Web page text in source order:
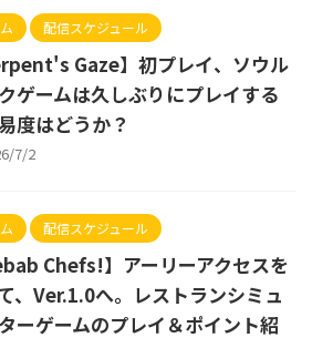
配信スケジュール
Gaze】初プレイ、ソウル
ゲームは久しぶりにプレイする
度はどうか？
7/2
配信スケジュール
Chefs!】アーリーアクセスを
、Ver.1.0へ。レストランシミュ
ーゲームのプレイ＆ポイント紹